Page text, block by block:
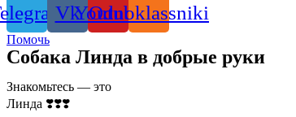
VkYoutube
Odnoklassniki
Помочь
Собака Линда в добрые руки
Знакомьтесь — это
Линда ❣️❣️❣️